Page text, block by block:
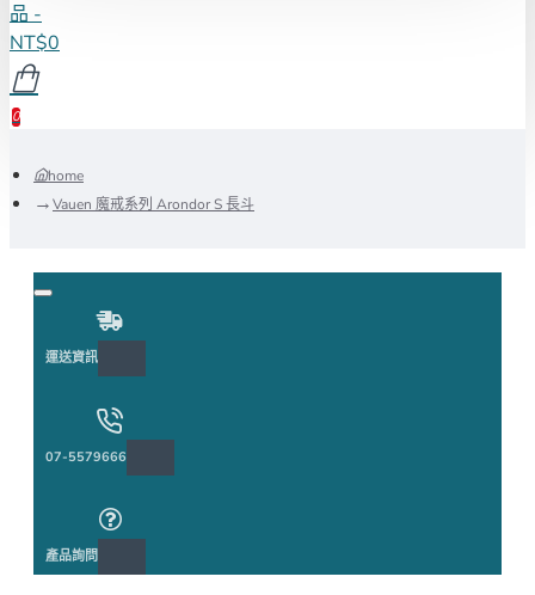
品 -
NT$0
0
home
Vauen 魔戒系列 Arondor S 長斗
運送資訊
07-5579666
產品詢問